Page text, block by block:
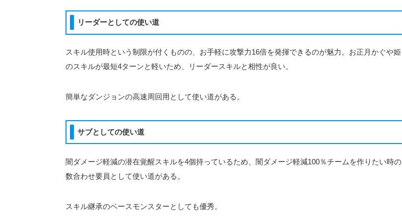
リーダーとしての使い道
スキル使用時という制限が付くものの、お手軽に攻撃力16倍を発揮できるのが魅力。お正月かぐや姫
のスキルが最短4ターンと軽いため、リーダースキルと相性が良い。
簡単なダンジョンの高速周回用として使い道がある。
サブとしての使い道
闇ダメージ軽減の潜在覚醒スキルを4個持っているため、闇ダメージ軽減100％チームを作りたい時の
数合わせ要員として使い道がある。
スキル継承のベースモンスターとしても優秀。